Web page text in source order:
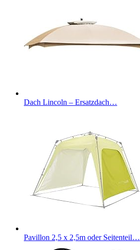
Dach Lincoln – Ersatzdach…
Pavillon 2,5 x 2,5m oder Seitenteil…